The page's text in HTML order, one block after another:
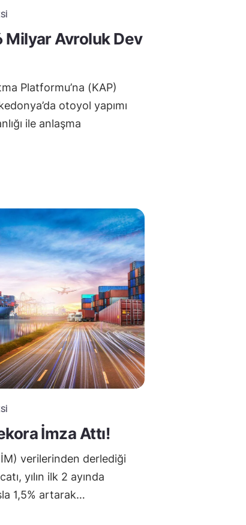
Milyar Avroluk Dev
Platformu’na (KAP)
otoyol yapımı
ile anlaşma
İmza Attı!
verilerinden derlediği
yılın ilk 2 ayında
1,5% artarak…